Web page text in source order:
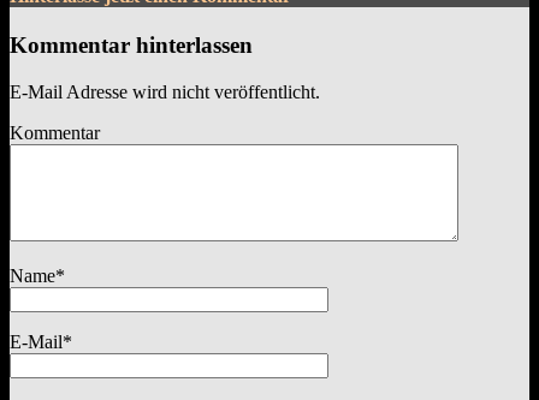
Kommentar hinterlassen
E-Mail Adresse wird nicht veröffentlicht.
Kommentar
Name*
E-Mail*